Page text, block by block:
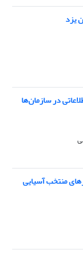
یزد
در سازمان‌ها
منتخب آسیایی